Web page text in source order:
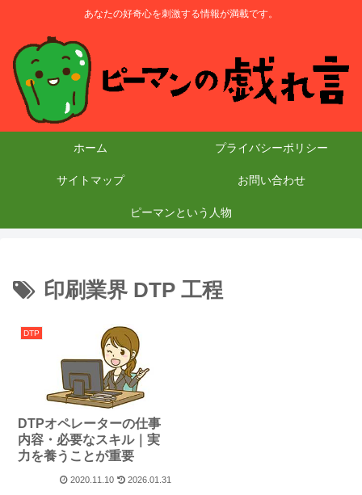
あなたの好奇心を刺激する情報が満載です。
ホーム プライバシーポリシー
サイトマップ お問い合わせ
ピーマンという人物
印刷業界 DTP 工程
DTP
DTPオペレーターの仕事
内容・必要なスキル｜実
力を養うことが重要
2020.11.10 2026.01.31